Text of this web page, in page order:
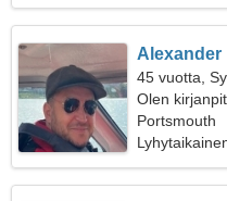
Alexander
45 vuotta,
Olen
Portsmouth